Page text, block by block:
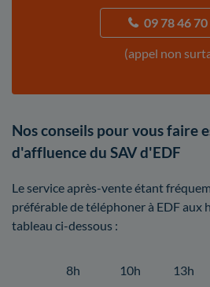
09 78 46 70
(appel non
Nos conseils pour vous faire
d'affluence du SAV d'EDF
Le service après-vente étant
préférable de téléphoner à EDF aux
tableau ci-dessous :
8h 10h 13h